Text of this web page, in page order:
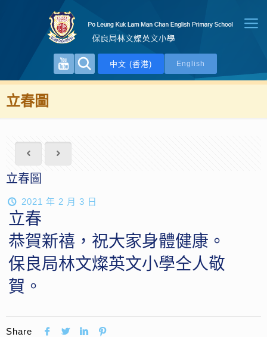
中文 (香港) English
立春圖
立春圖
2021 年 2 月 3 日
立春
恭賀新禧，祝大家身體健康。
保良局林文燦英文小學仝人敬
賀。
Share